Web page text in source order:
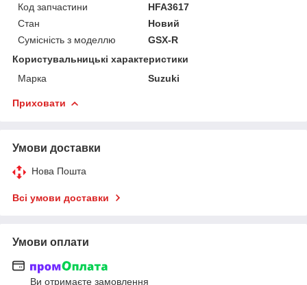
Код запчастини
HFA3617
Стан
Новий
Сумісність з моделлю
GSX-R
Користувальницькі характеристики
Марка
Suzuki
Приховати
Умови доставки
Нова Пошта
Всі умови доставки
Умови оплати
Ви отримаєте замовлення